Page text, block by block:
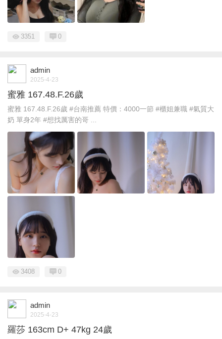
3351 0
admin
2025-4-23
蜜雅 167.48.F.26歲
蜜雅 167.48.F.26歲 #台南推薦 特價：4000一節 #櫃姐兼職 #氣質大
奶 單身2年 #想找厲害的哥 ...
3408 0
admin
2025-4-23
羅莎 163cm D+ 47kg 24歲